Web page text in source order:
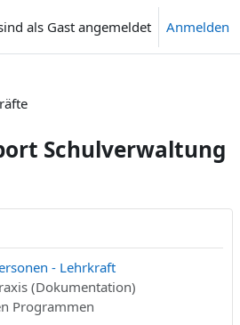
als Gast angemeldet Anmelden
Schulverwaltung
- Lehrkraft
(Dokumentation)
Programmen